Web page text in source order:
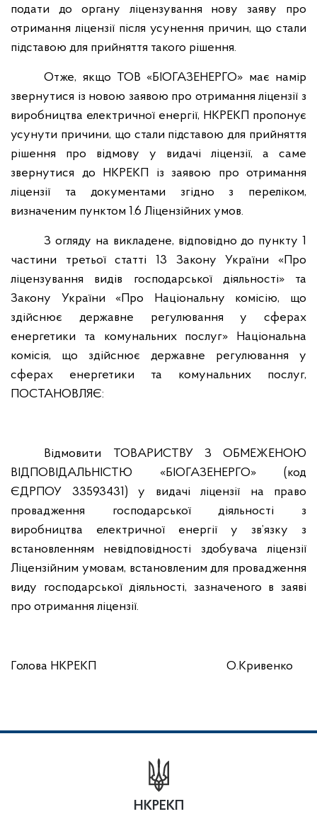
подати до органу ліцензування нову заяву про
отримання ліцензії після усунення причин, що стали
підставою для прийняття такого рішення.
Отже, якщо ТОВ «БІОГАЗЕНЕРГО» має намір
звернутися із новою заявою про отримання ліцензії з
виробництва електричної енергії, НКРЕКП пропонує
усунути причини, що стали підставою для прийняття
рішення про відмову у видачі ліцензії, а саме
звернутися до НКРЕКП із заявою про отримання
ліцензії та документами згідно з переліком,
визначеним пунктом 1.6 Ліцензійних умов.
З огляду на викладене, відповідно до пункту 1
частини третьої статті 13 Закону України «Про
ліцензування видів господарської діяльності» та
Закону України «Про Національну комісію, що
здійснює державне регулювання у сферах
енергетики та комунальних послуг» Національна
комісія, що здійснює державне регулювання у
сферах енергетики та комунальних послуг,
ПОСТАНОВЛЯЄ:
Відмовити ТОВАРИСТВУ З ОБМЕЖЕНОЮ
ВІДПОВІДАЛЬНІСТЮ «БІОГАЗЕНЕРГО» (код
ЄДРПОУ 33593431) у видачі ліцензії на право
провадження господарської діяльності з
виробництва електричної енергії у зв’язку з
встановленням невідповідності здобувача ліцензії
Ліцензійним умовам, встановленим для провадження
виду господарської діяльності, зазначеного в заяві
про отримання ліцензії.
Голова НКРЕКП О.Кривенко
НКРЕКП